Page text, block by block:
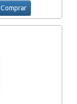
Comprar